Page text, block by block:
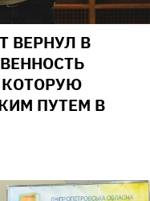
ВЕРНУЛ В
ПУТЕМ В